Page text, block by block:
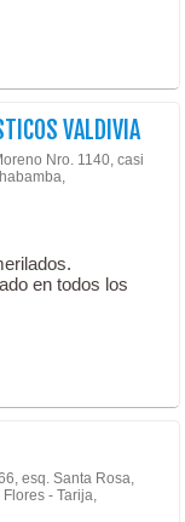
VALDIVIA
Nro. 1140, casi
en todos los
esq. Santa Rosa,
- Tarija,